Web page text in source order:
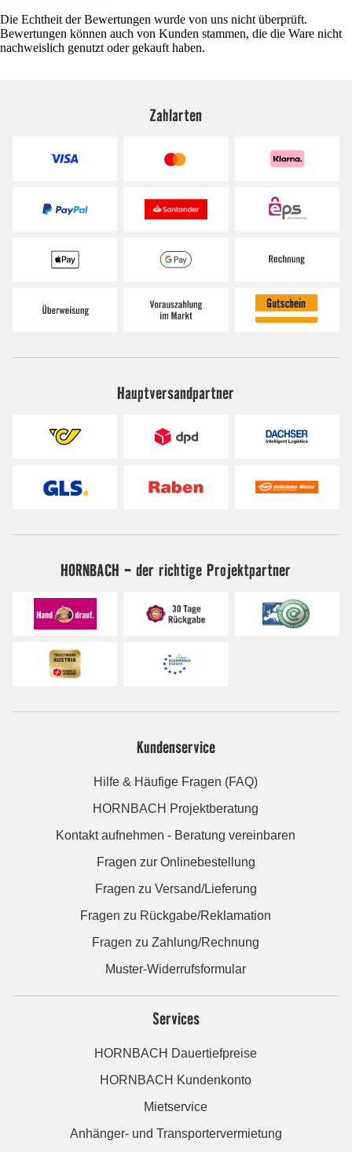
Die Echtheit der Bewertungen wurde von uns nicht überprüft.
Bewertungen können auch von Kunden stammen, die die Ware nicht
nachweislich genutzt oder gekauft haben.
Zahlarten
Hauptversandpartner
HORNBACH - der richtige Projektpartner
Kundenservice
Hilfe & Häufige Fragen (FAQ)
HORNBACH Projektberatung
Kontakt aufnehmen - Beratung vereinbaren
Fragen zur Onlinebestellung
Fragen zu Versand/Lieferung
Fragen zu Rückgabe/Reklamation
Fragen zu Zahlung/Rechnung
Muster-Widerrufsformular
Services
HORNBACH Dauertiefpreise
HORNBACH Kundenkonto
Mietservice
Anhänger- und Transportervermietung